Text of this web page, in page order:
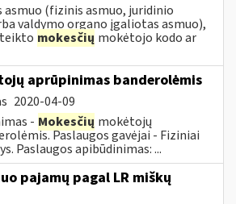
asmuo (fizinis asmuo, juridinio
valdymo organo įgaliotas asmuo),
mokesčių mokėtojo kodo ar
aprūpinimas banderolėmis
2020-04-09
- Mokesčių mokėtojų
Paslaugos gavėjai - Fiziniai
Paslaugos apibūdinimas: ...
pajamų pagal LR miškų